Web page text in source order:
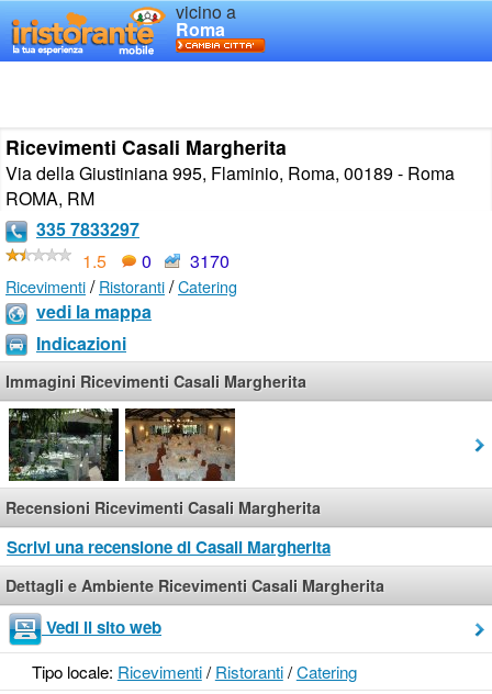
vicino a
Roma
Ricevimenti Casali Margherita
Via della Giustiniana 995, Flaminio, Roma, 00189 - Roma
ROMA, RM
335 7833297
1.5
0 3170
Ricevimenti/Ristoranti/Catering
vedi la mappa
Indicazioni
Immagini Ricevimenti Casali Margherita
Recensioni Ricevimenti Casali Margherita
Scrivi una recensione di Casali Margherita
Dettagli e Ambiente Ricevimenti Casali Margherita
Vedi il sito web
Tipo locale: Ricevimenti/Ristoranti/Catering